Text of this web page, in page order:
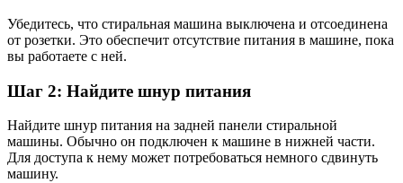
Убедитесь, что стиральная машина выключена и отсоединена
от розетки. Это обеспечит отсутствие питания в машине, пока
вы работаете с ней.
Шаг 2: Найдите шнур питания
Найдите шнур питания на задней панели стиральной
машины. Обычно он подключен к машине в нижней части.
Для доступа к нему может потребоваться немного сдвинуть
машину.